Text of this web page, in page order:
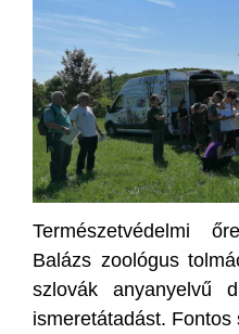
Természetvédelmi
Balázs zoológus
szlovák anyanyelvű
ismeretátadást.